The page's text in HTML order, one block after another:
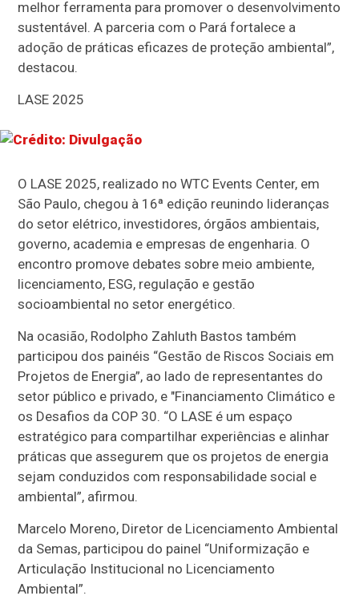
melhor ferramenta para promover o desenvolvimento
sustentável. A parceria com o Pará fortalece a
adoção de práticas eficazes de proteção ambiental”,
destacou.
LASE 2025
O LASE 2025, realizado no WTC Events Center, em
São Paulo, chegou à 16ª edição reunindo lideranças
do setor elétrico, investidores, órgãos ambientais,
governo, academia e empresas de engenharia. O
encontro promove debates sobre meio ambiente,
licenciamento, ESG, regulação e gestão
socioambiental no setor energético.
Na ocasião, Rodolpho Zahluth Bastos também
participou dos painéis “Gestão de Riscos Sociais em
Projetos de Energia”, ao lado de representantes do
setor público e privado, e "Financiamento Climático e
os Desafios da COP 30. “O LASE é um espaço
estratégico para compartilhar experiências e alinhar
práticas que assegurem que os projetos de energia
sejam conduzidos com responsabilidade social e
ambiental”, afirmou.
Marcelo Moreno, Diretor de Licenciamento Ambiental
da Semas, participou do painel “Uniformização e
Articulação Institucional no Licenciamento
Ambiental”.